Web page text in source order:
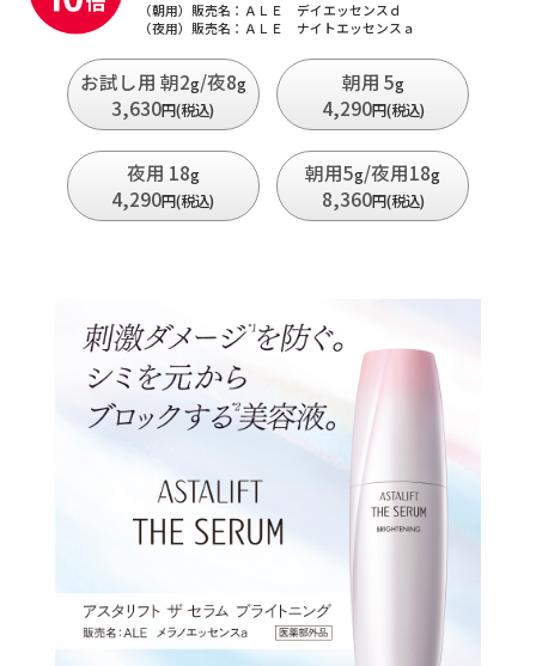
（朝用）販売名：ＡＬＥ デイエッセンスｄ
（夜用）販売名：ＡＬＥ ナイトエッセンスａ
お試し用 朝2g/夜8g
3,630円(税込)
朝用 5g
4,290円(税込)
夜用 18g
4,290円(税込)
朝用5g/夜用18g
8,360円(税込)